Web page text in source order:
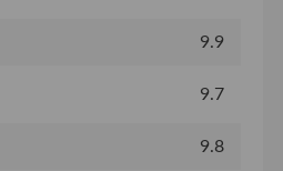
9.9
9.7
9.8